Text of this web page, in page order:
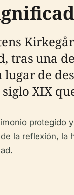
tras una
de
siglo XIX
la reflexión,